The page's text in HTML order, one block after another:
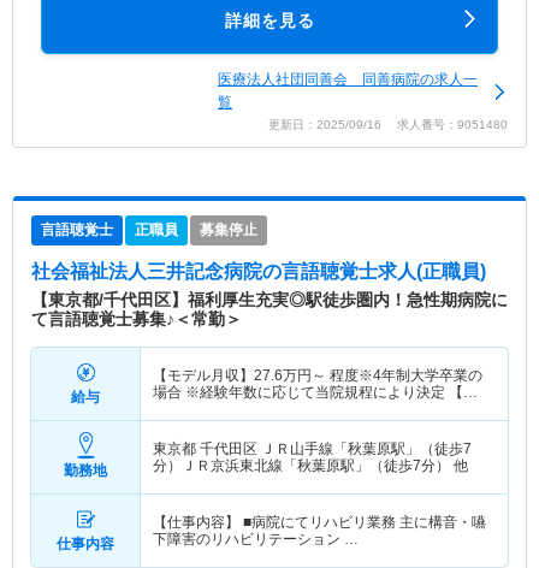
詳細を見る
医療法人社団同善会 同善病院の求人一
覧
更新日：2025/09/16 求人番号：9051480
言語聴覚士 正職員 募集停止
社会福祉法人三井記念病院の言語聴覚士求人(正職員)
【東京都/千代田区】福利厚生充実◎駅徒歩圏内！急性期病院に
て言語聴覚士募集♪＜常勤＞
給与
【モデル月収】 27.6万円～ 程度※4年制大学卒業の
場合 ※経験年数に応じて当院規程により決定 【モ
※経験年数に応じて当院規程により決定
勤務地
東京都 千代田区 ＪＲ山手線「秋葉原駅」（徒歩7
分）ＪＲ京浜東北線「秋葉原駅」（徒歩7分） 他
仕事内容
【仕事内容】 ■病院にてリハビリ業務 主に構音・嚥
下障害のリハビリテーション …